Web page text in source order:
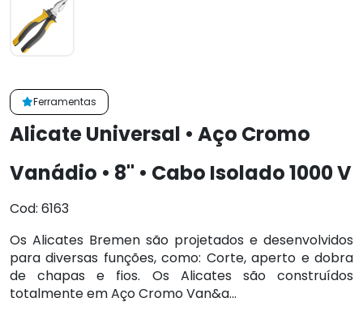
Ferramentas
Alicate Universal • Aço Cromo
Vanádio • 8" • Cabo Isolado 1000 V
Cod: 6163
Os Alicates Bremen são projetados e desenvolvidos
para diversas funções, como: Corte, aperto e dobra
de chapas e fios. Os Alicates são construídos
totalmente em Aço Cromo Van&a...